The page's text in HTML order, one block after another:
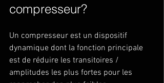
compresseur?
Un compresseur est un dispositif
dynamique dont la fonction principale
est de réduire les transitoires /
amplitudes les plus fortes pour les